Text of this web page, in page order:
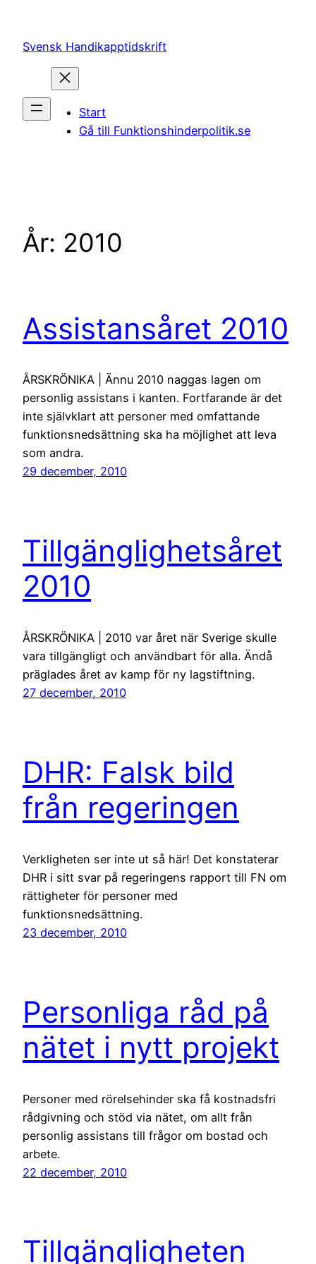
innehåll
Svensk Handikapptidskrift
Start
Gå till Funktionshinderpolitik.se
År: 2010
Assistansåret 2010
ÅRSKRÖNIKA | Ännu 2010 naggas lagen om
personlig assistans i kanten. Fortfarande är det
inte självklart att personer med omfattande
funktionsnedsättning ska ha möjlighet att leva
som andra.
29 december, 2010
Tillgänglighetsåret
2010
ÅRSKRÖNIKA | 2010 var året när Sverige skulle
vara tillgängligt och användbart för alla. Ändå
präglades året av kamp för ny lagstiftning.
27 december, 2010
DHR: Falsk bild
från regeringen
Verkligheten ser inte ut så här! Det konstaterar
DHR i sitt svar på regeringens rapport till FN om
rättigheter för personer med
funktionsnedsättning.
23 december, 2010
Personliga råd på
nätet i nytt projekt
Personer med rörelsehinder ska få kostnadsfri
rådgivning och stöd via nätet, om allt från
personlig assistans till frågor om bostad och
arbete.
22 december, 2010
Tillgängligheten